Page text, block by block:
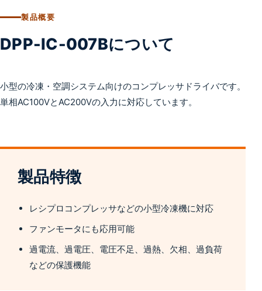
製品概要
DPP-IC-007Bについて
小型の冷凍・空調システム向けのコンプレッサドライバです。
単相AC100VとAC200Vの入力に対応しています。
製品特徴
レシプロコンプレッサなどの小型冷凍機に対応
ファンモータにも応用可能
過電流、過電圧、電圧不足、過熱、欠相、過負荷
などの保護機能